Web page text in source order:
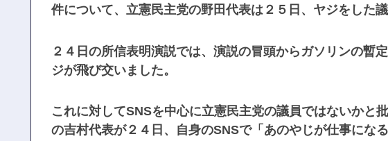
件について、立憲民主党の野田代表は２５日、ヤジをした
２４日の所信表明演説では、演説の冒頭からガソリンの暫
ジが飛び交いました。
これに対してSNSを中心に立憲民主党の議員ではないかと
の吉村代表が２４日、自身のSNSで「あのやじが仕事にな